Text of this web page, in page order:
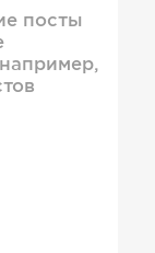
посты